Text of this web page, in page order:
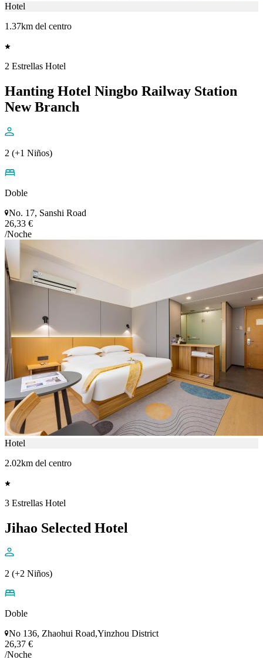
Hotel
1.37km del centro
2 Estrellas Hotel
Hanting Hotel Ningbo Railway Station
New Branch
2 (+1 Niños)
Doble
No. 17, Sanshi Road
26,33 €
/Noche
Hotel
2.02km del centro
3 Estrellas Hotel
Jihao Selected Hotel
2 (+2 Niños)
Doble
No 136, Zhaohui Road,Yinzhou District
26,37 €
/Noche